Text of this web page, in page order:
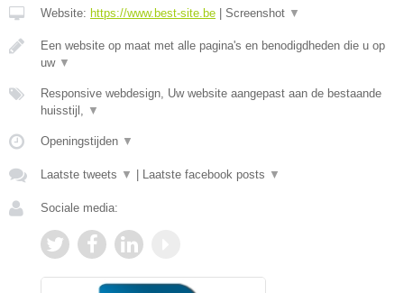
Website: https://www.best-site.be Screenshot ▼
Een website op maat met alle pagina's en benodigdheden die u op
uw ▼
Responsive webdesign, Uw website aangepast aan de bestaande
huisstijl, ▼
Openingstijden ▼
Laatste tweets ▼ Laatste facebook posts ▼
Sociale media: